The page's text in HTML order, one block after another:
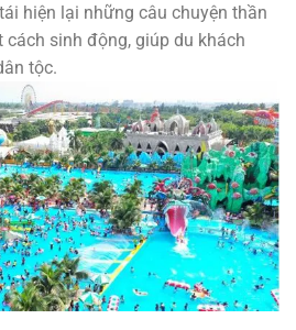
hiện lại những câu chuyện thần
sinh động, giúp du khách
tộc.